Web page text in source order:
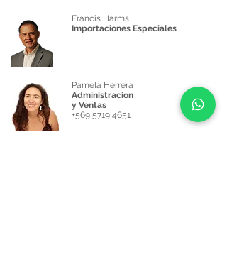
Francis Harms
Importaciones Especiales
Pamela Herrera
Administracion
y Ventas
+569 5719 4651